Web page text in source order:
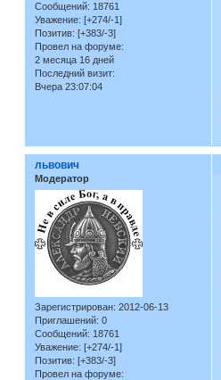
Сообщений: 18761
Уважение: [+274/-1]
Позитив: [+383/-3]
Провел на форуме:
2 месяца 16 дней
Последний визит:
Вчера 23:07:04
львович
Модератор
Зарегистрирован: 2012-06-13
Приглашений: 0
Сообщений: 18761
Уважение: [+274/-1]
Позитив: [+383/-3]
Провел на форуме: